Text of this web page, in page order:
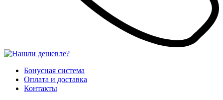
Бонусная система
Оплата и доставка
Контакты